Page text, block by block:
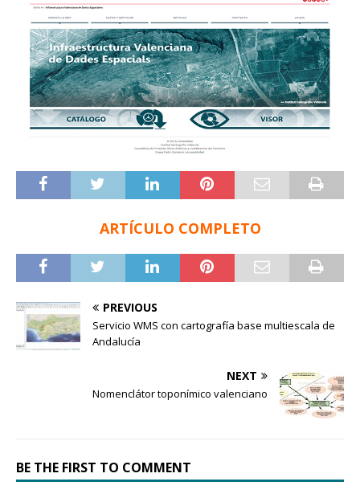
ARTÍCULO COMPLETO
PREVIOUS
Servicio WMS con cartografía base multiescala de
Andalucía
NEXT
Nomenclátor toponímico valenciano
BE THE FIRST TO COMMENT